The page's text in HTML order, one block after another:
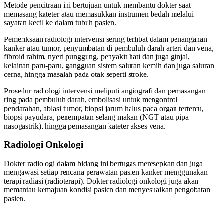
Metode pencitraan ini bertujuan untuk membantu dokter saat
memasang kateter atau memasukkan instrumen bedah melalui
sayatan kecil ke dalam tubuh pasien.
Pemeriksaan radiologi intervensi sering terlibat dalam penanganan
kanker atau tumor, penyumbatan di pembuluh darah arteri dan vena,
fibroid rahim, nyeri punggung, penyakit hati dan juga ginjal,
kelainan paru-paru, gangguan sistem saluran kemih dan juga saluran
cerna, hingga masalah pada otak seperti stroke.
Prosedur radiologi intervensi meliputi angiografi dan pemasangan
ring pada pembuluh darah, embolisasi untuk mengontrol
pendarahan, ablasi tumor, biopsi jarum halus pada organ tertentu,
biopsi payudara, penempatan selang makan (NGT atau pipa
nasogastrik), hingga pemasangan kateter akses vena.
Radiologi Onkologi
Dokter radiologi dalam bidang ini bertugas meresepkan dan juga
mengawasi setiap rencana perawatan pasien kanker menggunakan
terapi radiasi (radioterapi). Dokter radiologi onkologi juga akan
memantau kemajuan kondisi pasien dan menyesuaikan pengobatan
pasien.